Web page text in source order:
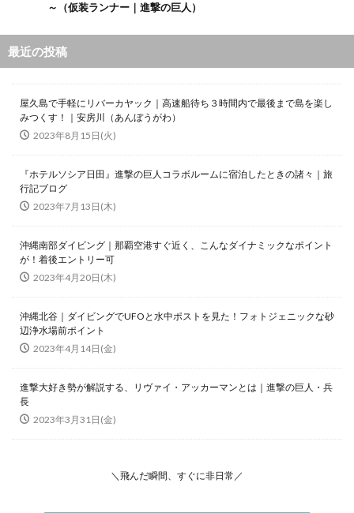
～（仮装ランナー｜進撃の巨人）
最近の投稿
屋久島で手軽にリバーカヤック｜高速船待ち３時間内で最後まで島を楽し
みつくす！｜安房川（あんぼうがわ）
2023年8月15日(火)
『ホテルソシア日田』進撃の巨人コラボルームに宿泊したときの諸々｜旅
行記ブログ
2023年7月13日(木)
沖縄南部ダイビング｜那覇空港すぐ近く、こんなダイナミックなポイント
が！着後エントリー可
2023年4月20日(木)
沖縄北谷｜ダイビングでUFOと水中ポストを見た！フォトジェニックな砂
辺浄水場前ポイント
2023年4月14日(金)
進撃大好き勢が解説する、リヴァイ・アッカーマンとは｜進撃の巨人・兵
長
2023年3月31日(金)
＼飛んだ瞬間、すぐに非日常／